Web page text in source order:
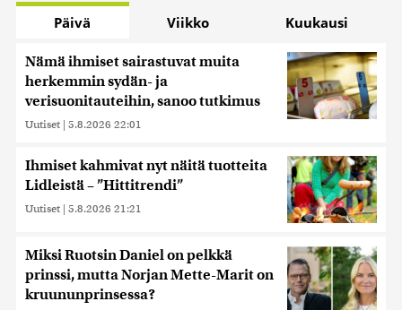
Päivä Viikko Kuukausi
Nämä ihmiset sairastuvat muita
herkemmin sydän- ja
verisuonitauteihin, sanoo tutkimus
Uutiset | 5.8.2026 22:01
Ihmiset kahmivat nyt näitä tuotteita
Lidleistä – ”Hittitrendi”
Uutiset | 5.8.2026 21:21
Miksi Ruotsin Daniel on pelkkä
prinssi, mutta Norjan Mette-Marit on
kruununprinsessa?